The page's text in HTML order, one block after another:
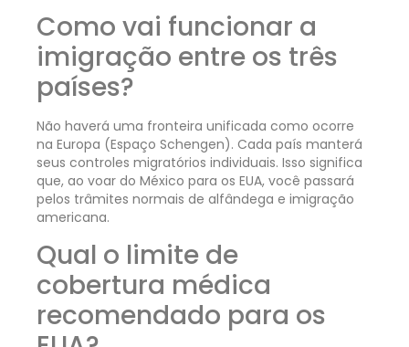
Como vai funcionar a
imigração entre os três
países?
Não haverá uma fronteira unificada como ocorre
na Europa (Espaço Schengen). Cada país manterá
seus controles migratórios individuais. Isso significa
que, ao voar do México para os EUA, você passará
pelos trâmites normais de alfândega e imigração
americana.
Qual o limite de
cobertura médica
recomendado para os